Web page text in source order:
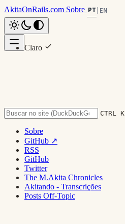
AkitaOnRails.com Sobre PT EN
Claro
CTRL K
Sobre
GitHub ↗
RSS
GitHub
Twitter
The M.Akita Chronicles
Akitando - Transcrições
Posts Off-Topic
Live Env e Ventoy
Distrobox
Conclusão
Voltar ao topo